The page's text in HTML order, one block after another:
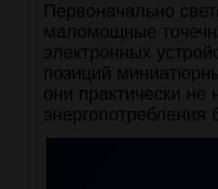
Первоначально
маломощные
электронных
позиций
они практически не